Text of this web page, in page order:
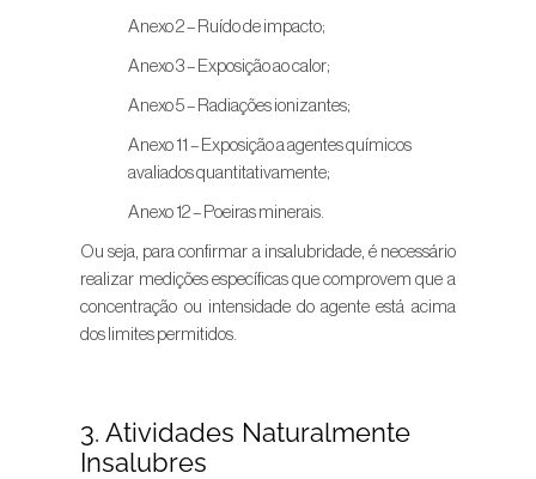
Anexo 2 – Ruído de impacto;
Anexo 3 – Exposição ao calor;
Anexo 5 – Radiações ionizantes;
Anexo 11 – Exposição a agentes químicos
avaliados quantitativamente;
Anexo 12 – Poeiras minerais.
Ou seja, para confirmar a insalubridade, é necessário
realizar medições específicas que comprovem que a
concentração ou intensidade do agente está acima
dos limites permitidos.
3. Atividades Naturalmente
Insalubres